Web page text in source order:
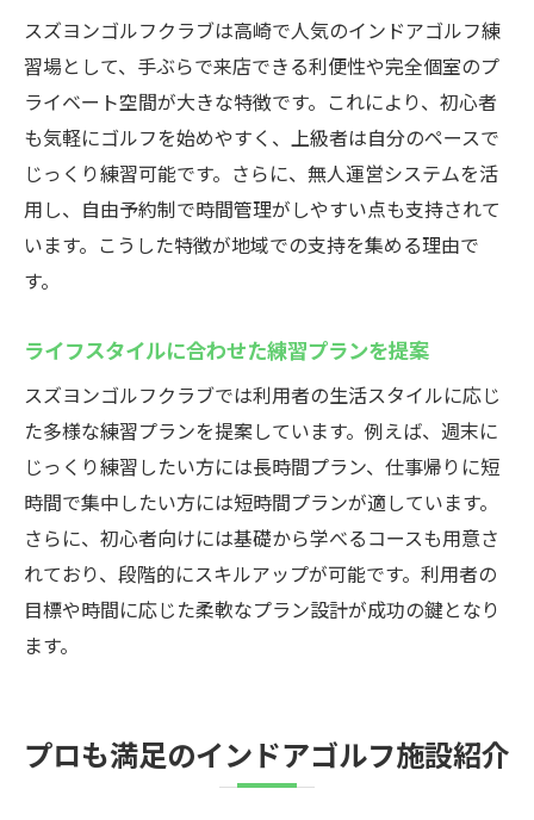
スズヨンゴルフクラブは高崎で人気のインドアゴルフ練
習場として、手ぶらで来店できる利便性や完全個室のプ
ライベート空間が大きな特徴です。これにより、初心者
も気軽にゴルフを始めやすく、上級者は自分のペースで
じっくり練習可能です。さらに、無人運営システムを活
用し、自由予約制で時間管理がしやすい点も支持されて
います。こうした特徴が地域での支持を集める理由で
す。
ライフスタイルに合わせた練習プランを提案
スズヨンゴルフクラブでは利用者の生活スタイルに応じ
た多様な練習プランを提案しています。例えば、週末に
じっくり練習したい方には長時間プラン、仕事帰りに短
時間で集中したい方には短時間プランが適しています。
さらに、初心者向けには基礎から学べるコースも用意さ
れており、段階的にスキルアップが可能です。利用者の
目標や時間に応じた柔軟なプラン設計が成功の鍵となり
ます。
プロも満足のインドアゴルフ施設紹介